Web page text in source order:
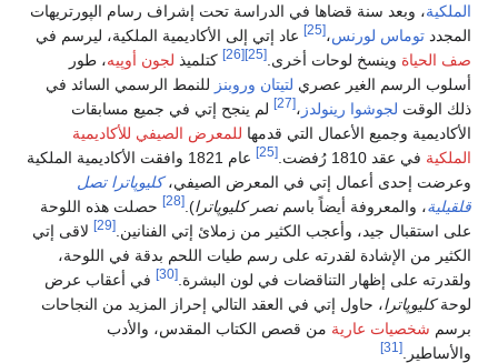
الملكية، وبعد سنة قضاها في الدراسة تحت إشراف رسام الپورتريهات
المجدد توماس لورنس،[25]
عاد إتي إلى الأكاديمية الملكية، ليرسم في
صف الحياة وينسخ لوحات أخرى. [25]
[26] كتلميذ لجون أوپيه، طور
أسلوب الرسم الغير عصري لتيتان وروبنز للنمط الرسمي السائد في
ذلك الوقت لجوشوا رينولدز ،[27]
لم ينجح إتي في جميع مسابقات
الأكاديمية وجميع الأعمال التي قدمها للمعرض الصيفي للأكاديمية
الملكية في عقد 1810 رُفضت. [25]
عام 1821 وافقت الأكاديمية الملكية
وعرضت إحدى أعمال إتي في المعرض الصيفي،كليوپاترا تصل
قلقيلية، والمعروفة أيضاً باسمنصر كليوپاترا).
[28]
حصلت هذه اللوحة
على استقبال جيد، وأعجب الكثير من زملائ إتي الفنانين. [29]
لاقى إتي
الكثير من الإشادة لقدرته على رسم طيات اللحم بدقة في اللوحة،
ولقدرته على إظهار التناقضات في لون البشرة. [30]
في أعقاب عرض
لوحةكليوپاترا، حاول إتي في العقد التالي إحراز المزيد من النجاحات
برسم شخصيات عارية من قصص الكتاب المقدس، والأدب
والأساطير.
[31]